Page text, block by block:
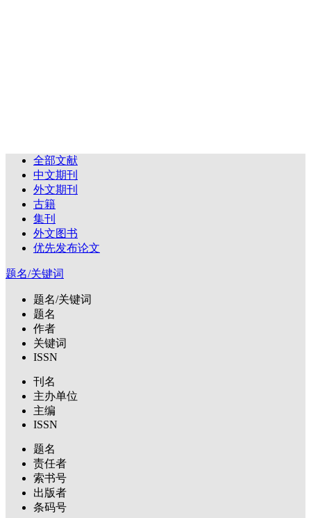
全部文献
中文期刊
外文期刊
古籍
集刊
外文图书
优先发布论文
题名/关键词
题名/关键词
题名
作者
关键词
ISSN
刊名
主办单位
主编
ISSN
题名
责任者
索书号
出版者
条码号